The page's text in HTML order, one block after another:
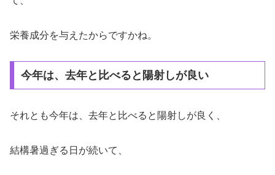
栄養成分を与えたからですかね。
今年は、去年と比べると陽射しが良い
それとも今年は、去年と比べると陽射しが良く、
結構暑過ぎる日が続いて、